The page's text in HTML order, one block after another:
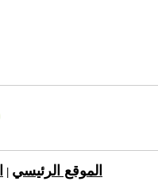
الموقع الرئيسي